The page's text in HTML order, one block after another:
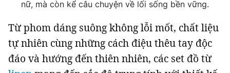
Video Podcasts
nữ, mà còn kể câu chuyện về lối sống bền vững.
Từ phom dáng suông không lỗi mốt, chất liệu
tự nhiên cùng những cách điệu thêu tay độc
đáo và hướng đến thiên nhiên, các set đồ từ